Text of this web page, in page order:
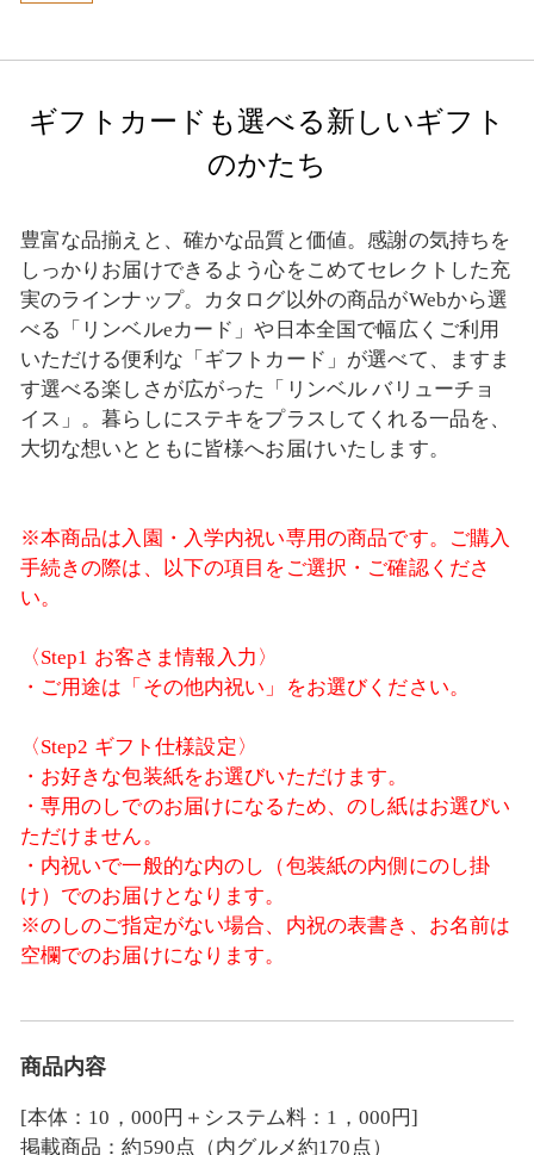
ギフトカードも選べる新しいギフト
のかたち
豊富な品揃えと、確かな品質と価値。感謝の気持ちを
しっかりお届けできるよう心をこめてセレクトした充
実のラインナップ。カタログ以外の商品がWebから選
べる「リンベルeカード」や日本全国で幅広くご利用
いただける便利な「ギフトカード」が選べて、ますま
す選べる楽しさが広がった「リンベル バリューチョ
イス」。暮らしにステキをプラスしてくれる一品を、
大切な想いとともに皆様へお届けいたします。
※本商品は入園・入学内祝い専用の商品です。ご購入
手続きの際は、以下の項目をご選択・ご確認くださ
い。
〈Step1 お客さま情報入力〉
・ご用途は「その他内祝い」をお選びください。
〈Step2 ギフト仕様設定〉
・お好きな包装紙をお選びいただけます。
・専用のしでのお届けになるため、のし紙はお選びい
ただけません。
・内祝いで一般的な内のし（包装紙の内側にのし掛
け）でのお届けとなります。
※のしのご指定がない場合、内祝の表書き、お名前は
空欄でのお届けになります。
商品内容
[本体：10，000円＋システム料：1，000円]
掲載商品：約590点（内グルメ約170点）